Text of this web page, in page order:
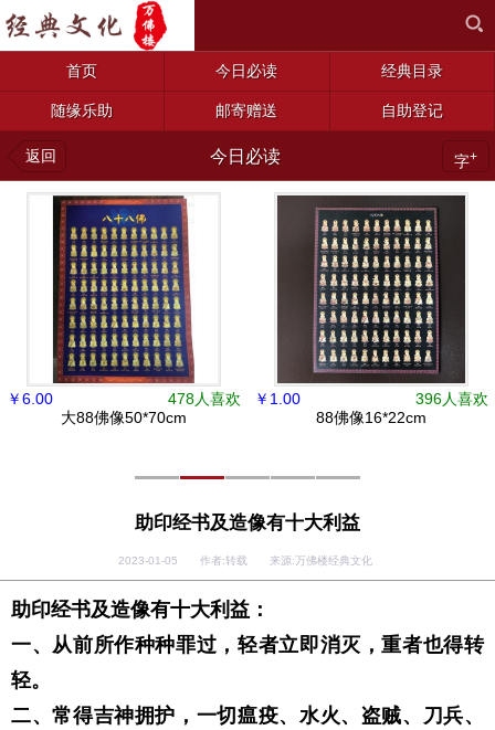
首页 今日必读 经典目录
随缘乐助 邮寄赠送 自助登记
返回 今日必读 字+
478人喜欢
￥6.00
大88佛像50*70cm
396人喜欢
￥ 1.00
88佛像16*22cm
助印经书及造像有十大利益
2023-01-05 作者:转载 来源:万佛楼经典文化
助印经书及造像有十大利益：
一、从前所作种种罪过，轻者立即消灭，重者也得转
轻。
二、常得吉神拥护，一切瘟疫、水火、盗贼、刀兵、